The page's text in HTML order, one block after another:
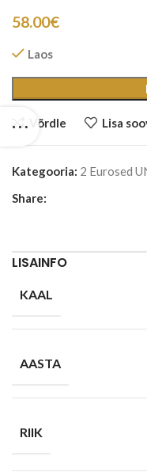
58.00€
Laos
Võrdle Lisa
Kategooria: 2 Eurosed
Share:
LISAINFO
KAAL
AASTA
RIIK